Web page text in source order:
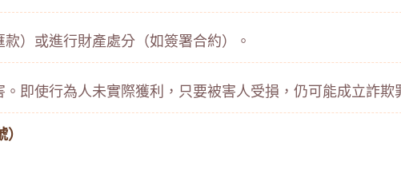
）或進行財產處分（如簽署合約）。
即使行為人未實際獲利，只要被害人受損，仍可能成立詐欺